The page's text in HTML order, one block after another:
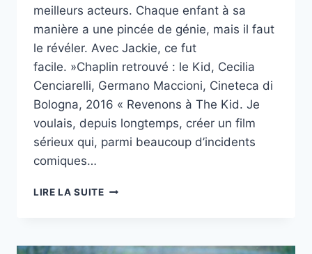
meilleurs acteurs. Chaque enfant à sa
manière a une pincée de génie, mais il faut
le révéler. Avec Jackie, ce fut
facile. »Chaplin retrouvé : le Kid, Cecilia
Cenciarelli, Germano Maccioni, Cineteca di
Bologna, 2016 « Revenons à The Kid. Je
voulais, depuis longtemps, créer un film
sérieux qui, parmi beaucoup d’incidents
comiques…
LIRE LA SUITE« LE
CINÉMA